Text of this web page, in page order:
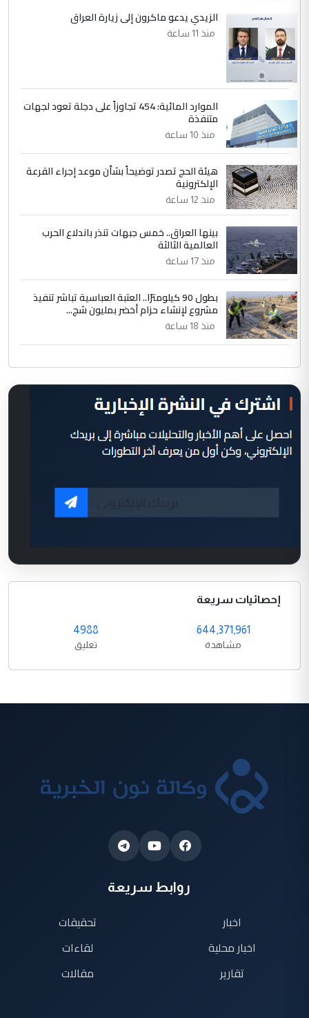
الزيدي يدعو ماكرون إلى زيارة العراق
منذ 11 ساعة
الموارد المائية: 454 تجاوزاً على دجلة تعود لجهات
متنفذة
منذ 10 ساعة
هيئة الحج تصدر توضيحاً بشأن موعد إجراء القرعة
الإلكترونية
منذ 12 ساعة
بينها العراق.. خمس جبهات تنذر باندلاع الحرب
العالمية الثالثة
منذ 17 ساعة
بطول 90 كيلومترًا.. العتبة العباسية تباشر تنفيذ
مشروع لإنشاء حزام أخضر بمليون شج...
منذ 18 ساعة
إحصائيات سريعة
644,371,961
مشاهدة
4988
تعليق
روابط سريعة
اخبار
اخبار محلية
تقارير
تحقيقات
لقاءات
مقالات